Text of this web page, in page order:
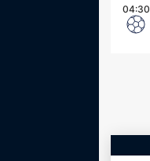
04:30